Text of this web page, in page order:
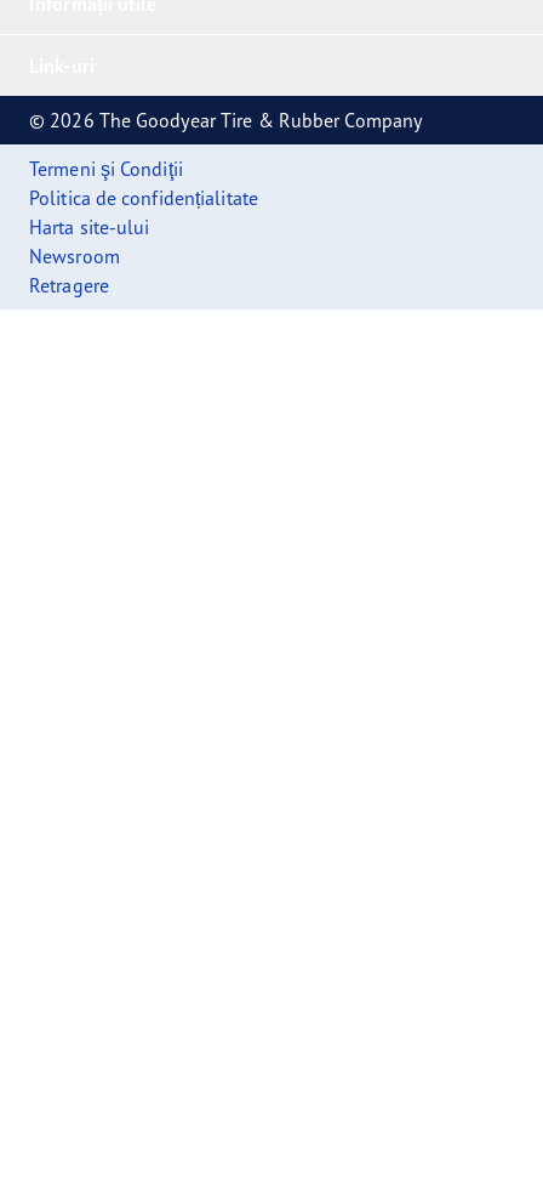
© 2026 The Goodyear Tire & Rubber Company
Termeni şi Condiţii
Politica de confidențialitate
Harta site-ului
Newsroom
Retragere